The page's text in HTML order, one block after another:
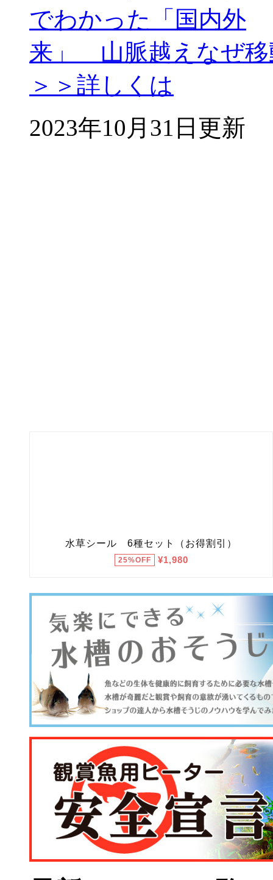
でわかった「国内外
来」 山脈越えなぜ移
＞＞詳しくは
2023年10月31日更新